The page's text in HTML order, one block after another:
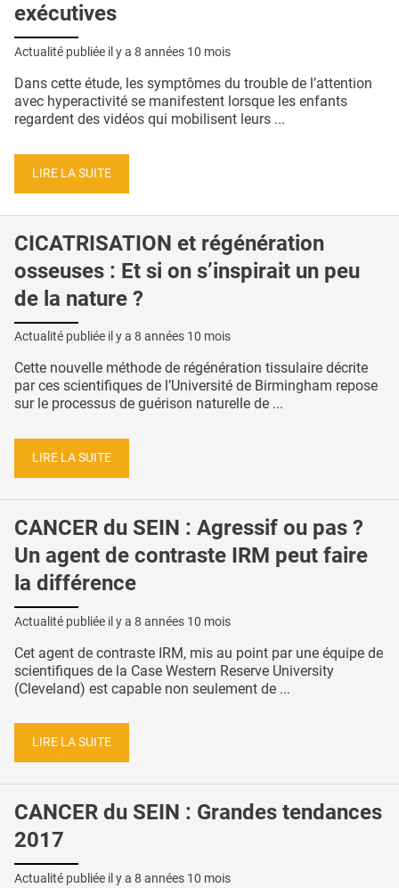
exécutives
Actualité publiée il y a 8 années 10 mois
Dans cette étude, les symptômes du trouble de l’attention
avec hyperactivité se manifestent lorsque les enfants
regardent des vidéos qui mobilisent leurs ...
LIRE LA SUITE
CICATRISATION et régénération
osseuses : Et si on s’inspirait un peu
de la nature ?
Actualité publiée il y a 8 années 10 mois
Cette nouvelle méthode de régénération tissulaire décrite
par ces scientifiques de l’Université de Birmingham repose
sur le processus de guérison naturelle de ...
LIRE LA SUITE
CANCER du SEIN : Agressif ou pas ?
Un agent de contraste IRM peut faire
la différence
Actualité publiée il y a 8 années 10 mois
Cet agent de contraste IRM, mis au point par une équipe de
scientifiques de la Case Western Reserve University
(Cleveland) est capable non seulement de ...
LIRE LA SUITE
CANCER du SEIN : Grandes tendances
2017
Actualité publiée il y a 8 années 10 mois